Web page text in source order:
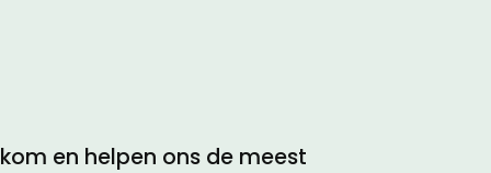
en helpen ons de meest